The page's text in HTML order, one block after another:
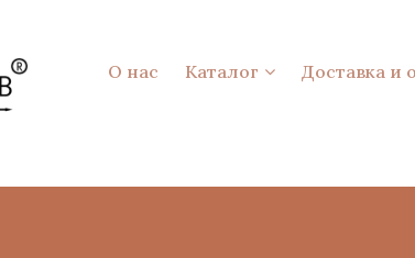
О нас Каталог Доставка и